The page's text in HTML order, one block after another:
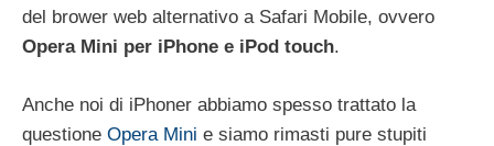
del brower web alternativo a Safari Mobile, ovvero
Opera Mini per iPhone e iPod touch.
Anche noi di iPhoner abbiamo spesso trattato la
questione Opera Mini e siamo rimasti pure stupiti